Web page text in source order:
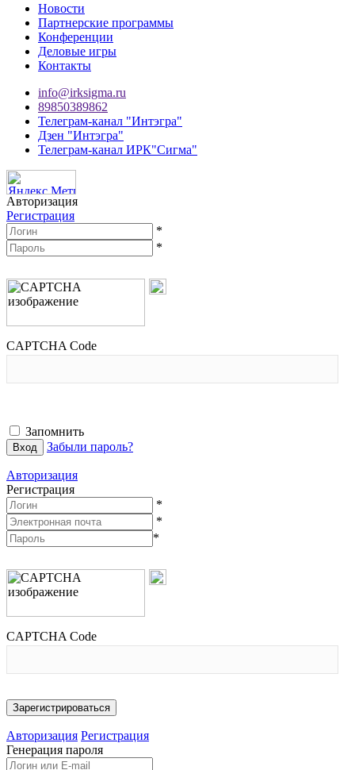
Новости
Партнерские программы
Конференции
Деловые игры
Контакты
info@irksigma.ru
89850389862
Телеграм-канал "Интэгра"
Дзен "Интэгра"
Телеграм-канал ИРК"Сигма"
Авторизация
Регистрация
*
*
CAPTCHA Code
Запомнить
Забыли пароль?
Авторизация
Регистрация
*
*
*
CAPTCHA Code
Авторизация Регистрация
Генерация пароля